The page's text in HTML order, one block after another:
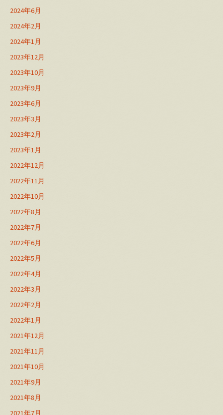
2024年6月
2024年2月
2024年1月
2023年12月
2023年10月
2023年9月
2023年6月
2023年3月
2023年2月
2023年1月
2022年12月
2022年11月
2022年10月
2022年8月
2022年7月
2022年6月
2022年5月
2022年4月
2022年3月
2022年2月
2022年1月
2021年12月
2021年11月
2021年10月
2021年9月
2021年8月
2021年7月